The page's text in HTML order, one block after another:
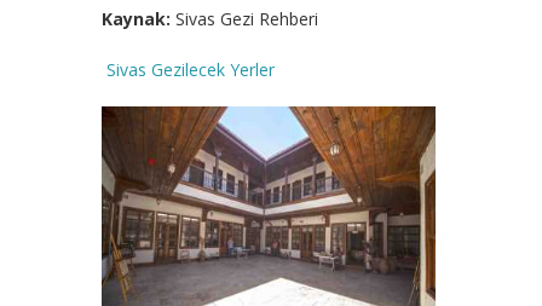
Kaynak: Sivas Gezi Rehberi
Sivas Gezilecek Yerler